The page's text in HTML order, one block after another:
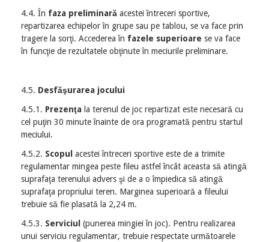
4.4. În faza preliminară acestei întreceri sportive,
repartizarea echipelor în grupe sau pe tablou, se va face prin
tragere la sorţi. Accederea în fazele superioare se va face
în funcţie de rezultatele obţinute în meciurile preliminare.
4.5. Desfăşurarea jocului
4.5.1. Prezenţa la terenul de joc repartizat este necesară cu
cel puţin 30 minute înainte de ora programată pentru startul
meciului.
4.5.2. Scopu acestei întreceri sportive este de a trimite
regulamentar mingea peste fileu astfel încât aceasta să atingă
suprafaţa terenului advers şi de a o împiedica să atingă
suprafaţa propriului teren. Marginea superioară a fileului
trebuie să fie plasată la 2,24 m.
4.5.3. Serviciul (punerea mingiei în joc). Pentru realizarea
unui serviciu regulamentar, trebuie respectate următoarele